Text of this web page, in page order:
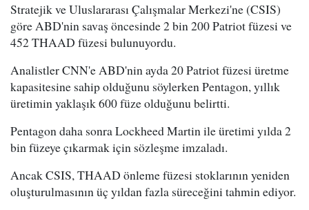
Stratejik ve Uluslararası Çalışmalar Merkezi'ne (CSIS)
göre ABD'nin savaş öncesinde 2 bin 200 Patriot füzesi ve
452 THAAD füzesi bulunuyordu.
Analistler CNN'e ABD'nin ayda 20 Patriot füzesi üretme
kapasitesine sahip olduğunu söylerken Pentagon, yıllık
üretimin yaklaşık 600 füze olduğunu belirtti.
Pentagon daha sonra Lockheed Martin ile üretimi yılda 2
bin füzeye çıkarmak için sözleşme imzaladı.
Ancak CSIS, THAAD önleme füzesi stoklarının yeniden
oluşturulmasının üç yıldan fazla süreceğini tahmin ediyor.